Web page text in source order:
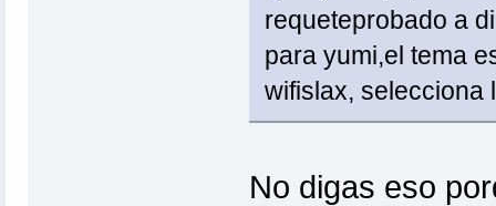
requeteprobado a
para yumi,el tema
wifislax, selecciona
No digas eso